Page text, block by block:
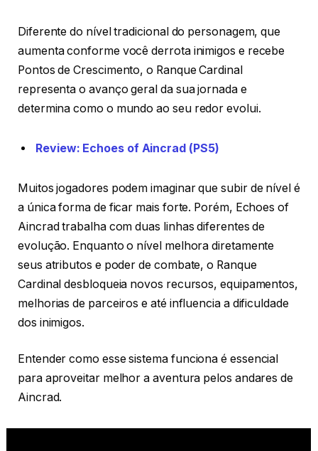
Diferente do nível tradicional do personagem, que
aumenta conforme você derrota inimigos e recebe
Pontos de Crescimento, o Ranque Cardinal
representa o avanço geral da sua jornada e
determina como o mundo ao seu redor evolui.
Review: Echoes of Aincrad (PS5)
Muitos jogadores podem imaginar que subir de nível é
a única forma de ficar mais forte. Porém, Echoes of
Aincrad trabalha com duas linhas diferentes de
evolução. Enquanto o nível melhora diretamente
seus atributos e poder de combate, o Ranque
Cardinal desbloqueia novos recursos, equipamentos,
melhorias de parceiros e até influencia a dificuldade
dos inimigos.
Entender como esse sistema funciona é essencial
para aproveitar melhor a aventura pelos andares de
Aincrad.